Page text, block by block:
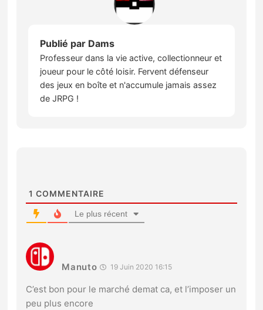
Publié par Dams
Professeur dans la vie active, collectionneur et
joueur pour le côté loisir. Fervent défenseur
des jeux en boîte et n'accumule jamais assez
de JRPG !
1 COMMENTAIRE
Le plus récent
Manuto 19 Juin 2020 16:15
C’est bon pour le marché demat ca, et l’imposer un
peu plus encore